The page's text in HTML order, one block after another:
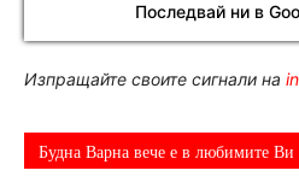
Последвай ни в
Изпращайте своите сигнали на
Будна Варна вече е в любимите